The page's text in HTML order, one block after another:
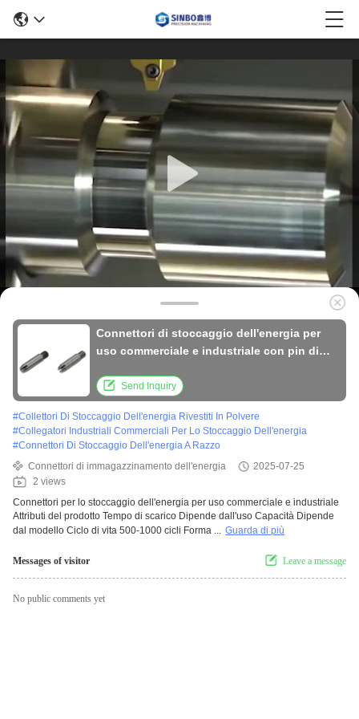
Connettori di stoccaggio dell'energia per
uso commerciale e industriale con pin di
polvereSend Inquiry
#Collettori Di Stoccaggio Dell'energia Rivestiti In Polvere
#Collegatori Industriali Commerciali Per Lo Stoccaggio Dell'energia
#Connettori Di Stoccaggio Dell'energia A Razzo
Connettori di immagazzinamento dell'energia
2025-07-25
2 views
Connettori per lo stoccaggio dell'energia per uso commerciale e industriale
Attributi del prodotto Tempo di scarico Dipende dall'uso Capacità Dipende
dal modello Ciclo di vita 500-1000 cicli Forma ... Guarda di più
Messages of visitor Leave a message
No public comments yet